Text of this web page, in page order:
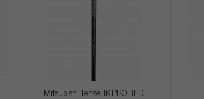
Mitsubishi Tensei 1K PRO RED